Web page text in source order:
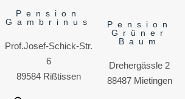
Pension
Gambrinus
Prof.Josef-Schick-Str.
6
89584 Rißtissen
Pension
Grüner
Baum
Drehergässle 2
88487 Mietingen